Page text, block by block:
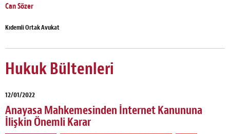
Can Sözer
Kıdemli Ortak Avukat
Hukuk Bültenleri
12/01/2022
Anayasa Mahkemesinden İnternet Kanununa
İlişkin Önemli Karar